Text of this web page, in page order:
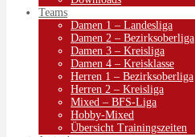
Teams
Damen 1 – Landesliga
Damen 2 – Bezirksoberliga
Damen 3 – Kreisliga
Damen 4 – Kreisklasse
Herren 1 – Bezirksoberliga
Herren 2 – Kreisliga
Mixed – BFS-Liga
Hobby-Mixed
Übersicht Trainingszeiten